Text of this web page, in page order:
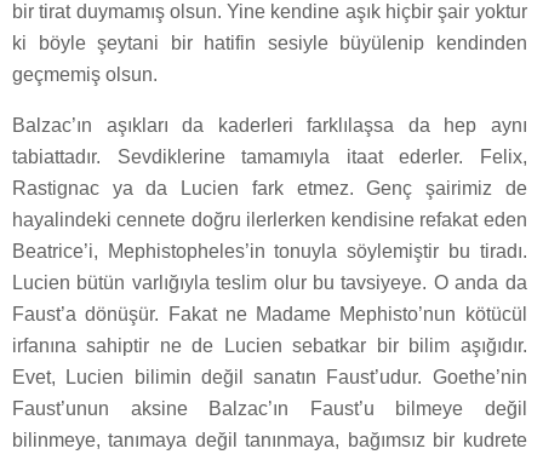
bir tirat duymamış olsun. Yine kendine aşık hiçbir şair yoktur
ki böyle şeytani bir hatifin sesiyle büyülenip kendinden
geçmemiş olsun.
Balzac’ın aşıkları da kaderleri farklılaşsa da hep aynı
tabiattadır. Sevdiklerine tamamıyla itaat ederler. Felix,
Rastignac ya da Lucien fark etmez. Genç şairimiz de
hayalindeki cennete doğru ilerlerken kendisine refakat eden
Beatrice’i, Mephistopheles’in tonuyla söylemiştir bu tiradı.
Lucien bütün varlığıyla teslim olur bu tavsiyeye. O anda da
Faust’a dönüşür. Fakat ne Madame Mephisto’nun kötücül
irfanına sahiptir ne de Lucien sebatkar bir bilim aşığıdır.
Evet, Lucien bilimin değil sanatın Faust’udur. Goethe’nin
Faust’unun aksine Balzac’ın Faust’u bilmeye değil
bilinmeye, tanımaya değil tanınmaya, bağımsız bir kudrete